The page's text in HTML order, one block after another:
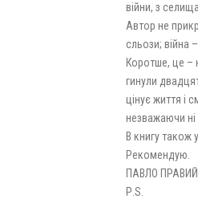
війни, з селища
Автор не
сльози; війна
Коротше, це –
гинули
цінує життя і
незважаючи ні
В книгу також
Рекомендую.
ПАВЛО
Р.S.